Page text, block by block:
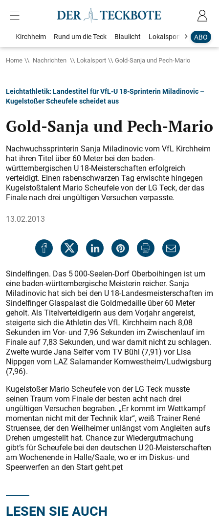
ABO
Kirchheim Rund um die Teck Blaulicht Lokalsport
Home Nachrichten Lokalsport Gold-Sanja und Pech-Mario
Leichtathletik: Landestitel für VfL-U 18-Sprinterin Miladinovic –
Kugelstoßer Scheufele scheidet aus
Gold-Sanja und Pech-Mario
Nachwuchssprinterin Sanja Miladinovic vom VfL Kirchheim
hat ihren Titel über 60 Meter bei den baden-
württembergischen U 18-Meisterschaften erfolgreich
verteidigt. Einen rabenschwarzen Tag erwischte hingegen
Kugelstoßtalent Mario Scheufele von der LG Teck, der das
Finale nach drei ungültigen Versuchen verpasste.
13.02.2013
Sindelfingen. Das 5 000-Seelen-Dorf Oberboihingen ist um
eine baden-württembergische Meisterin reicher. Sanja
Miladinovic hat sich bei den U 18-Landesmeisterschaften im
Sindelfinger Glaspalast die Goldmedaille über 60 Meter
geholt. Als Titelverteidigerin aus dem Vorjahr angereist,
steigerte sich die Athletin des VfL Kirchheim nach 8,08
Sekunden im Vor- und 7,96 Sekunden im Zwischenlauf im
Finale auf 7,83 Sekunden, und war damit nicht zu schlagen.
Zweite wurde Jana Seifer vom TV Bühl (7,91) vor Lisa
Nippgen vom LAZ Salamander Kornwestheim/Lud­wigsburg
(7,96).
Kugelstoßer Mario Scheufele von der LG Teck musste
seinen Traum vom Finale der besten acht nach drei
ungültigen Versuchen begraben. „Er kommt im Wettkampf
momentan nicht mit der Technik klar“, weiß Trainer René
Struensee, der den Weilheimer unlängst vom Angleiten aufs
Drehen umgestellt hat. Chance zur Wiedergutmachung
gibt‘s für Scheufele bei den deutschen U 20-Meisterschaften
am Wochenende in Halle/Saale, wo er im Diskus- und
Speerwerfen an den Start geht.pet
LESEN SIE AUCH